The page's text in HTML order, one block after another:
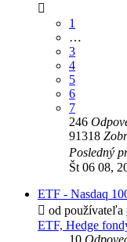
1
…
3
4
5
6
7
246
91318
Posledný
Št 06 08,
ETF - Nasdaq
od používateľa
ETF, Hedge